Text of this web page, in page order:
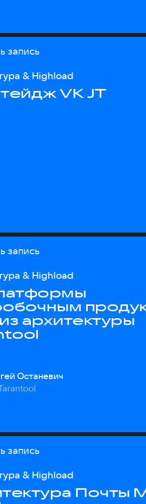
запись
& Highload
VK JT
запись
& Highload
архитектуры
Останевич
запись
& Highload
Почты